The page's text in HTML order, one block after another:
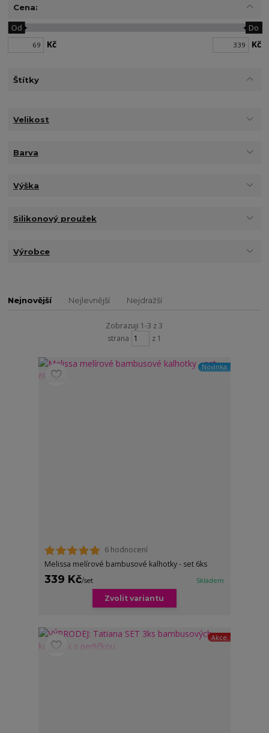
Cena:
Kč
Od Do
Kč
Štítky
Velikost
Barva
Výška
Silikonový proužek
Výrobce
Nejnovější Nejlevnější Nejdražší
Zobrazuji 1-3 z 3
strana
z 1
Novinka
6 hodnocení
Melissa melírové bambusové kalhotky - set 6ks
339 Kč/set Skladem
Zvolit variantu
Akce